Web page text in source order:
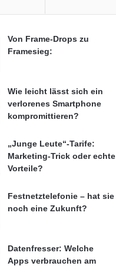
Von Frame-Drops zu
Framesieg:
Wie leicht lässt sich ein
verlorenes Smartphone
kompromittieren?
„Junge Leute“-Tarife:
Marketing-Trick oder echte
Vorteile?
Festnetztelefonie – hat sie
noch eine Zukunft?
Datenfresser: Welche
Apps verbrauchen am